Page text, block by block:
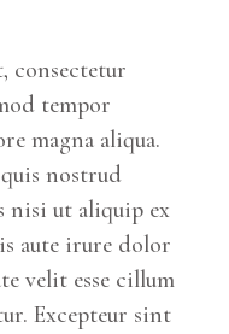
consectetur
tempor
magna aliqua.
nostrud
nisi ut aliquip ex
aute irure dolor
velit esse cillum
Excepteur sint